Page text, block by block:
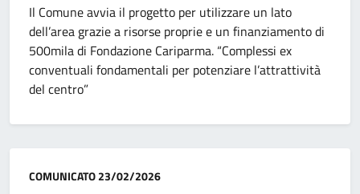
Il Comune avvia il progetto per utilizzare un lato
dell’area grazie a risorse proprie e un finanziamento di
500mila di Fondazione Cariparma. “Complessi ex
conventuali fondamentali per potenziare l’attrattività
del centro”
Categoria:
COMUNICATO23/02/2026